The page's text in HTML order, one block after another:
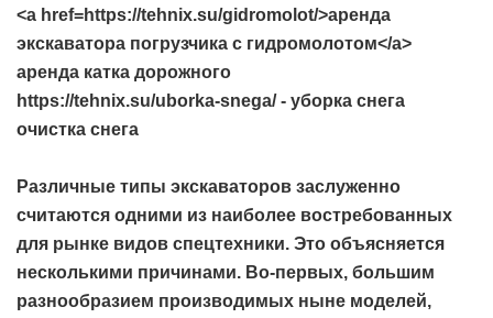
<a href=https://tehnix.su/gidromolot/>аренда
экскаватора погрузчика с гидромолотом</a>
аренда катка дорожного
https://tehnix.su/uborka-snega/ - уборка снега
очистка снега
Различные типы экскаваторов заслуженно
считаются одними из наиболее востребованных
для рынке видов спецтехники. Это объясняется
несколькими причинами. Во-первых, большим
разнообразием производимых ныне моделей,